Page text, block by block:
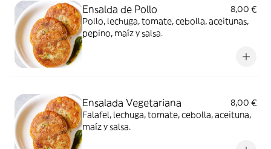
Ensalda de Pollo
8,00 €
Pollo, lechuga, tomate, cebolla, aceitunas,
pepino, maíz y salsa.
Ensalada Vegetariana
8,00 €
Falafel, lechuga, tomate, cebolla, aceituna,
maíz y salsa.